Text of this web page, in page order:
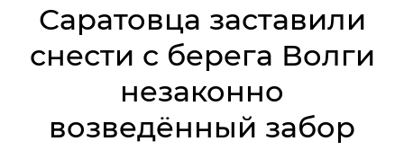
Саратовца заставили
снести с берега Волги
незаконно
возведённый забор